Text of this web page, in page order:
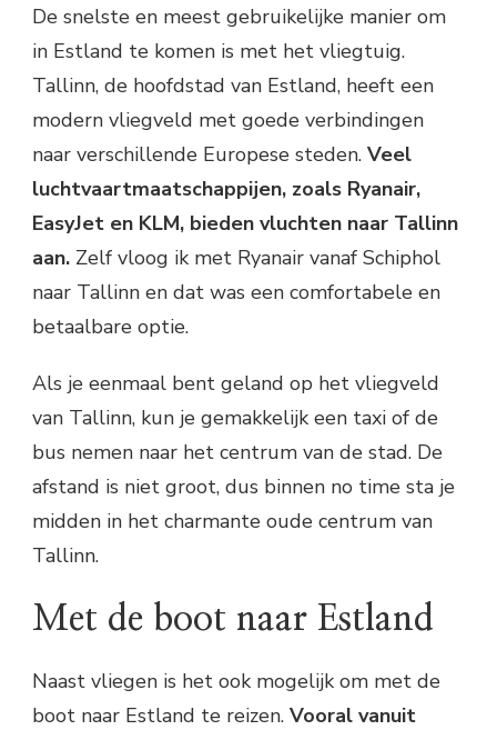
De snelste en meest gebruikelijke manier om
in Estland te komen is met het vliegtuig.
Tallinn, de hoofdstad van Estland, heeft een
modern vliegveld met goede verbindingen
naar verschillende Europese steden. Veel
luchtvaartmaatschappijen, zoals Ryanair,
EasyJet en KLM, bieden vluchten naar Tallinn
aan. Zelf vloog ik met Ryanair vanaf Schiphol
naar Tallinn en dat was een comfortabele en
betaalbare optie.
Als je eenmaal bent geland op het vliegveld
van Tallinn, kun je gemakkelijk een taxi of de
bus nemen naar het centrum van de stad. De
afstand is niet groot, dus binnen no time sta je
midden in het charmante oude centrum van
Tallinn.
Met de boot naar Estland
Naast vliegen is het ook mogelijk om met de
boot naar Estland te reizen. Vooral vanuit